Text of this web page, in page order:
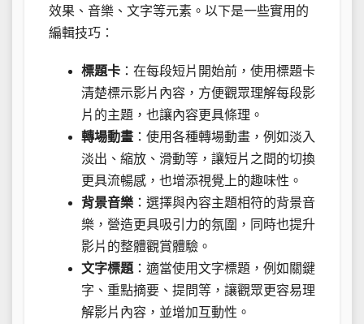
效果、音樂、文字等元素。以下是一些實用的
編輯技巧：
標題卡 ：在每段短片開始前，使用標題卡
清楚標示影片內容，方便觀眾理解每段影
片的主題，也讓內容更具條理。
轉場動畫 ：使用各種轉場動畫，例如淡入
淡出、縮放、滑動等，讓短片之間的切換
更具流暢感，也增添視覺上的趣味性。
背景音樂 ：選擇與內容主題相符的背景音
樂，營造更具吸引力的氛圍，同時也提升
影片的整體觀賞體驗。
文字標題 ：適當使用文字標題，例如關鍵
字、重點摘要、提問等，讓觀眾更容易理
解影片內容，並增加互動性。